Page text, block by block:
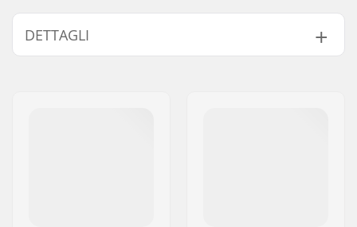
Trova prodotti compatibili con Stolen Sumo III Guard
Corona BMX Freestyle:
DETTAGLI